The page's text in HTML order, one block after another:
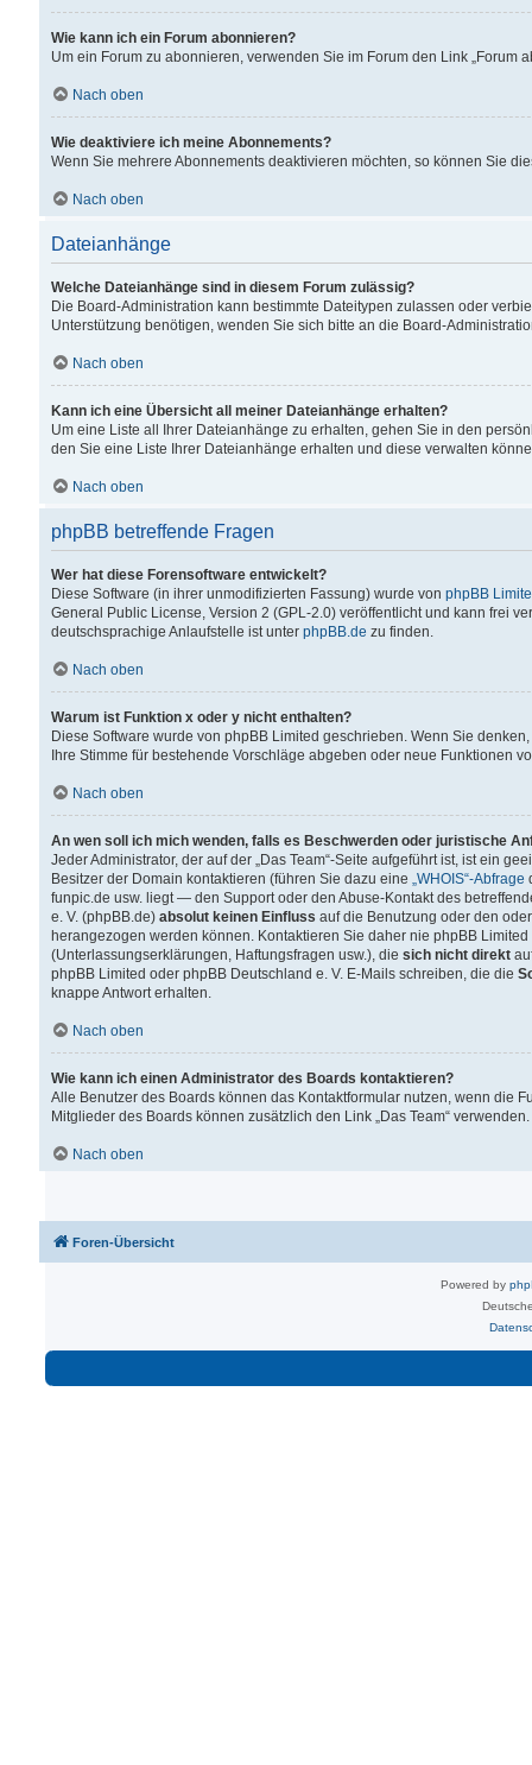
Wie kann ich ein Forum abonnieren?
Um ein Forum zu abonnieren, verwenden Sie im Forum den Link „Forum
Nach oben
Wie deaktiviere ich meine Abonnements?
Wenn Sie mehrere Abonnements deaktivieren möchten, so können Sie
Nach oben
Dateianhänge
Welche Dateianhänge sind in diesem Forum zulässig?
Die Board-Administration kann bestimmte Dateitypen zulassen oder
Unterstützung benötigen, wenden Sie sich bitte an die Board-
Nach oben
Kann ich eine Übersicht all meiner Dateianhänge erhalten?
Um eine Liste all Ihrer Dateianhänge zu erhalten, gehen Sie in den
den Sie eine Liste Ihrer Dateianhänge erhalten und diese verwalten
Nach oben
phpBB betreffende Fragen
Wer hat diese Forensoftware entwickelt?
Diese Software (in ihrer unmodifizierten Fassung) wurde von phpBB
General Public License, Version 2 (GPL-2.0) veröffentlicht und kann frei
deutschsprachige Anlaufstelle ist unter phpBB.de zu finden.
Nach oben
Warum ist Funktion x oder y nicht enthalten?
Diese Software wurde von phpBB Limited geschrieben. Wenn Sie
Ihre Stimme für bestehende Vorschläge abgeben oder neue Funktionen
Nach oben
An wen soll ich mich wenden, falls es Beschwerden oder juristische
Jeder Administrator, der auf der „Das Team“-Seite aufgeführt ist, ist ein
Besitzer der Domain kontaktieren (führen Sie dazu eine „WHOIS“-Abfrage
funpic.de usw. liegt — den Support oder den Abuse-Kontakt des
e. V. (phpBB.de) absolut keinen Einfluss auf die Benutzung oder den
herangezogen werden können. Kontaktieren Sie daher nie phpBB
(Unterlassungserklärungen, Haftungsfragen usw.), die sich nicht direkt
phpBB Limited oder phpBB Deutschland e. V. E-Mails schreiben, die die
knappe Antwort erhalten.
Nach oben
Wie kann ich einen Administrator des Boards kontaktieren?
Alle Benutzer des Boards können das Kontaktformular nutzen, wenn die
Mitglieder des Boards können zusätzlich den Link „Das Team“ verwenden.
Nach oben
Foren-Übersicht
Powered by